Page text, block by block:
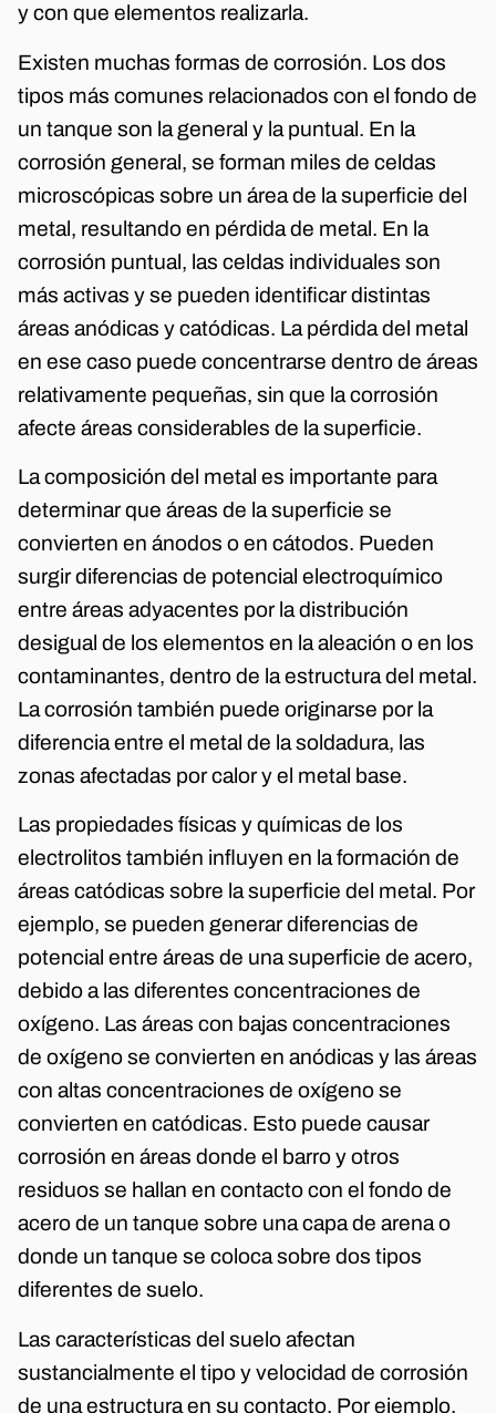
y con que elementos realizarla.
Existen muchas formas de corrosión. Los dos
tipos más comunes relacionados con el fondo de
un tanque son la general y la puntual. En la
corrosión general, se forman miles de celdas
microscópicas sobre un área de la superficie del
metal, resultando en pérdida de metal. En la
corrosión puntual, las celdas individuales son
más activas y se pueden identificar distintas
áreas anódicas y catódicas. La pérdida del metal
en ese caso puede concentrarse dentro de áreas
relativamente pequeñas, sin que la corrosión
afecte áreas considerables de la superficie.
La composición del metal es importante para
determinar que áreas de la superficie se
convierten en ánodos o en cátodos. Pueden
surgir diferencias de potencial electroquímico
entre áreas adyacentes por la distribución
desigual de los elementos en la aleación o en los
contaminantes, dentro de la estructura del metal.
La corrosión también puede originarse por la
diferencia entre el metal de la soldadura, las
zonas afectadas por calor y el metal base.
Las propiedades físicas y químicas de los
electrolitos también influyen en la formación de
áreas catódicas sobre la superficie del metal. Por
ejemplo, se pueden generar diferencias de
potencial entre áreas de una superficie de acero,
debido a las diferentes concentraciones de
oxígeno. Las áreas con bajas concentraciones
de oxígeno se convierten en anódicas y las áreas
con altas concentraciones de oxígeno se
convierten en catódicas. Esto puede causar
corrosión en áreas donde el barro y otros
residuos se hallan en contacto con el fondo de
acero de un tanque sobre una capa de arena o
donde un tanque se coloca sobre dos tipos
diferentes de suelo.
Las características del suelo afectan
sustancialmente el tipo y velocidad de corrosión
de una estructura en su contacto. Por ejemplo,